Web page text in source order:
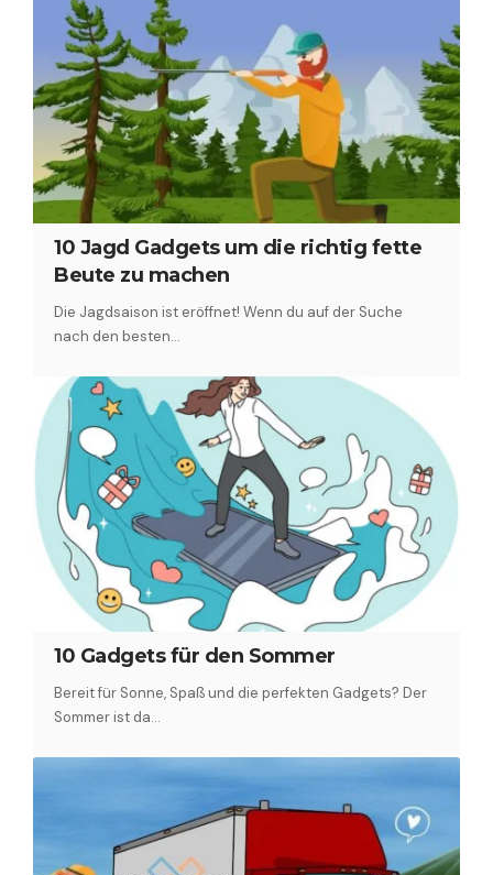
10 Jagd Gadgets um die richtig fette
Beute zu machen
Die Jagdsaison ist eröffnet! Wenn du auf der Suche
nach den besten…
10 Gadgets für den Sommer
Bereit für Sonne, Spaß und die perfekten Gadgets? Der
Sommer ist da…